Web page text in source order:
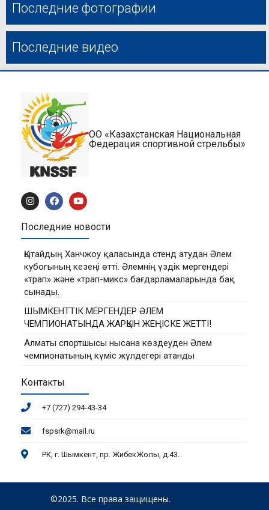
Последние фотографии
Последние видео
ОО «Казахстанская Национальная
Федерация спортивной стрельбы»
Последние новости
Қытайдың Ханчжоу қаласында стенд атудан Әлем
кубогының кезеңі өтті. Әлемнің үздік мергендері
«трап» және «трап-микс» бағдарламаларында бақ
сынады.
ШЫМКЕНТТІК МЕРГЕНДЕР ӘЛЕМ
ЧЕМПИОНАТЫНДА ЖАРҚЫН ЖЕҢІСКЕ ЖЕТТІ!
Алматы спортшысы нысана көздеуден Әлем
чемпионатының күміс жүлдегері атанды
Контакты
+7 (727) 294-43-34
fspsrk@mail.ru
РК, г. Шымкент, пр. ЖибекЖолы, д.43.
©2025. Все права защищены.